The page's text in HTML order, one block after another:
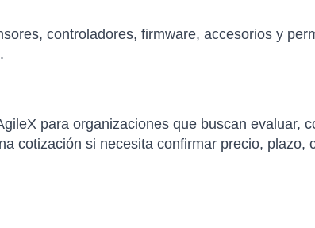
controladores, firmware, accesorios y
para organizaciones que buscan evaluar,
cotización si necesita confirmar precio, plazo,